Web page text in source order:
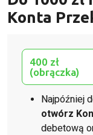
Konta
400 zł
(obrączka)
Najpóźniej
otwórz
debetową